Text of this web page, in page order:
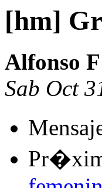
[hm]
Alfonso
Sab Oct